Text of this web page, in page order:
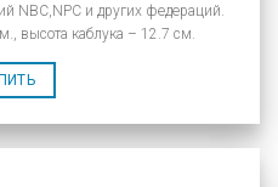
NBC,NPC и других федераций.
высота каблука – 12.7 см.